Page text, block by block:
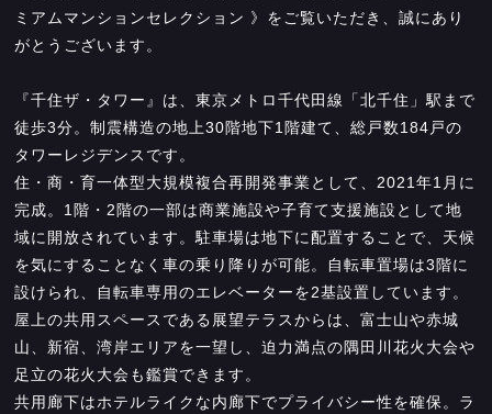
ミアムマンションセレクション 》をご覧いただき、誠にあり
がとうございます。
『千住ザ・タワー』は、東京メトロ千代田線「北千住」駅まで
徒歩3分。制震構造の地上30階地下1階建て、総戸数184戸の
タワーレジデンスです。
住・商・育一体型大規模複合再開発事業として、2021年1月に
完成。1階・2階の一部は商業施設や子育て支援施設として地
域に開放されています。駐車場は地下に配置することで、天候
を気にすることなく車の乗り降りが可能。自転車置場は3階に
設けられ、自転車専用のエレベーターを2基設置しています。
屋上の共用スペースである展望テラスからは、富士山や赤城
山、新宿、湾岸エリアを一望し、迫力満点の隅田川花火大会や
足立の花火大会も鑑賞できます。
共用廊下はホテルライクな内廊下でプライバシー性を確保。ラ